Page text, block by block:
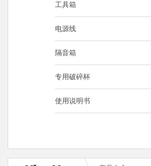
工具箱
电源线
隔音箱
专用破碎杯
使用说明书